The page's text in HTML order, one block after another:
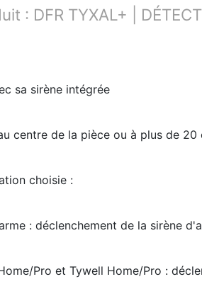
: DFR TYXAL+ |
sa sirène intégrée
centre de la pièce ou à plus de
choisie :
: déclenchement de la sirène
Pro et Tywell Home/Pro :